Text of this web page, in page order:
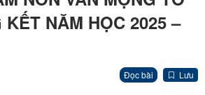
NĂM HỌC 2025 –
Đọc bài Lưu